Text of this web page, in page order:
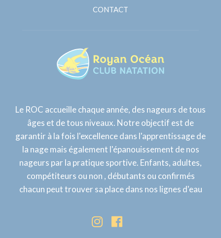
CONTACT
Le ROC accueille chaque année, des nageurs de tous
âges et de tous niveaux. Notre objectif est de
garantir à la fois l'excellence dans l'apprentissage de
la nage mais également l'épanouissement de nos
nageurs par la pratique sportive. Enfants, adultes,
compétiteurs ou non , débutants ou confirmés
chacun peut trouver sa place dans nos lignes d'eau